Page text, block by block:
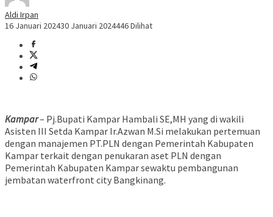
Aldi Irpan
16 Januari 202430 Januari 2024446 Dilihat
Kampar– Pj.Bupati Kampar Hambali SE,MH yang di wakili
Asisten III Setda Kampar Ir.Azwan M.Si melakukan pertemuan
dengan manajemen PT.PLN dengan Pemerintah Kabupaten
Kampar terkait dengan penukaran aset PLN dengan
Pemerintah Kabupaten Kampar sewaktu pembangunan
jembatan waterfront city Bangkinang.